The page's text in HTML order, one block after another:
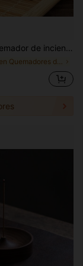
spa, yoga & meditación, decoración del hogar duradera & idea de regalo única, soporte para incienso, decoración de la habitación, bandeja de incienso creativa, mini quemador de incienso
en Quemadores de incienso